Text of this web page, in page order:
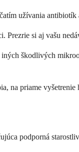
užívania
Prezrie si aj vašu
škodlivých
na priame
podporná